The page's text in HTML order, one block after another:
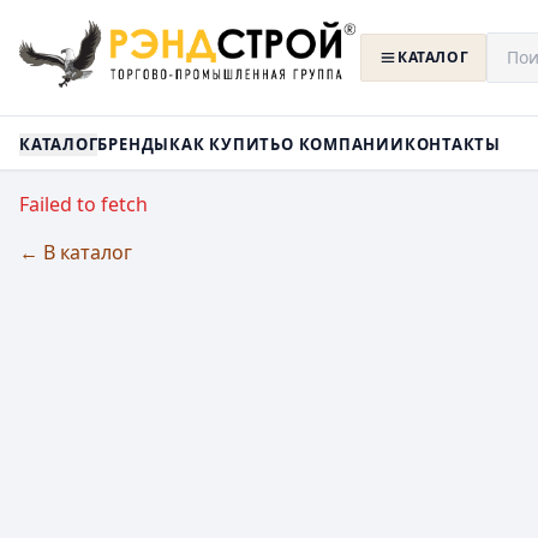
КАТАЛОГ
КАТАЛОГБРЕНДЫКАК КУПИТЬО КОМПАНИИКОНТАКТЫ
Failed to fetch
← В каталог